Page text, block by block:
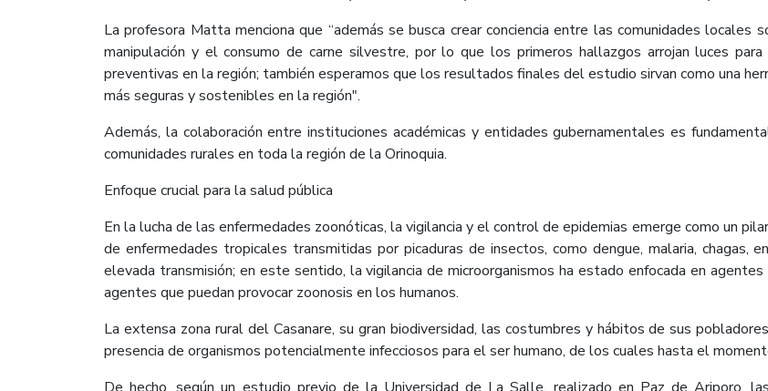
La profesora Matta menciona que “además se busca crear conciencia entre las comunidades locales
manipulación y el consumo de carne silvestre, por lo que los primeros hallazgos arrojan luces
preventivas en la región; también esperamos que los resultados finales del estudio sirvan como una
más seguras y sostenibles en la región".
Además, la colaboración entre instituciones académicas y entidades gubernamentales es
comunidades rurales en toda la región de la Orinoquia.
Enfoque crucial para la salud pública
En la lucha de las enfermedades zoonóticas, la vigilancia y el control de epidemias emerge como un
de enfermedades tropicales transmitidas por picaduras de insectos, como dengue, malaria,
elevada transmisión; en este sentido, la vigilancia de microorganismos ha estado enfocada en
agentes que puedan provocar zoonosis en los humanos.
La extensa zona rural del Casanare, su gran biodiversidad, las costumbres y hábitos de sus
presencia de organismos potencialmente infecciosos para el ser humano, de los cuales hasta el